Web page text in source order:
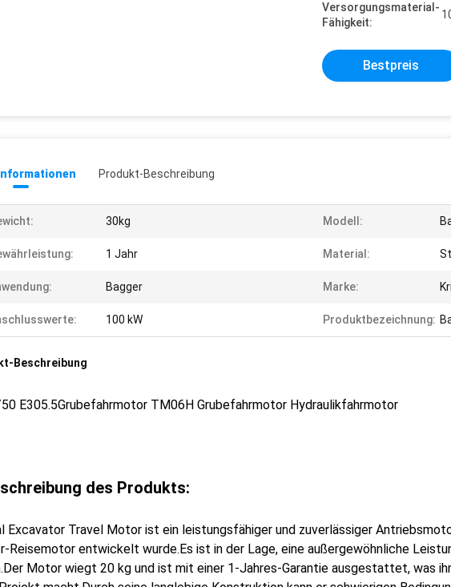
Versorgungsmaterial-
Fähigkeit:
Bestpreis
Produkt-Beschreibung
30kg Modell:
1 Jahr Material:
Bagger Marke:
100 kW Produktbezeichnung:
Beschreibung
E305.5Grubefahrmotor TM06H Grubefahrmotor Hydraulikfahrmotor
des Produkts:
Excavator Travel Motor ist ein leistungsfähiger und zuverlässiger
Reisemotor entwickelt wurde.Es ist in der Lage, eine außergewöhnliche
Motor wiegt 20 kg und ist mit einer 1-Jahres-Garantie ausgestattet, was